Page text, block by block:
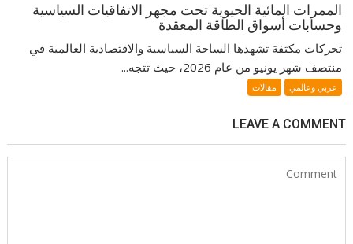
الممرات المائية الحيوية تحت مجهر الاتفاقيات السياسية
وحسابات أسواق الطاقة المعقدة
تحركات مكثفة تشهدها الساحة السياسية والاقتصادية العالمية في
منتصف شهر يونيو من عام 2026، حيث تتجه...
عربي وعالمي مقالات
LEAVE A COMMENT